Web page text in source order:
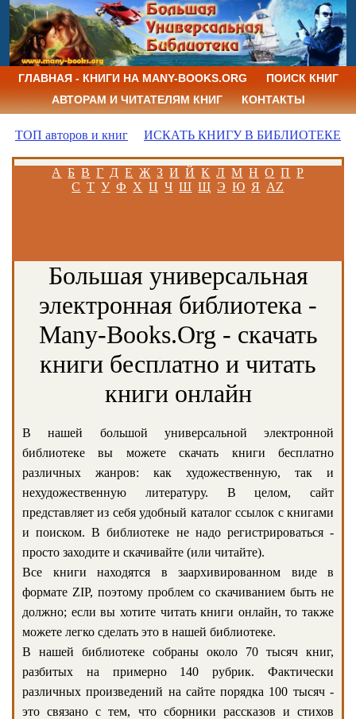
ГЛАВНАЯ - КНИГИ НА MANY-BOOKS.ORG
ПОИСК КНИГ
АВТОРАМ И ЧИТАТЕЛЯМ КНИГ
КОНТАКТЫ
ТОП авторов и книг ИСКАТЬ КНИГУ В БИБЛИОТЕКЕ
А Б В Г Д Е Ж З И Й К Л М Н О П Р
С Т У Ф Х Ц Ч Ш Щ Э Ю Я AZ
Большая универсальная
электронная библиотека -
Many-Books.Org - скачать
книги бесплатно и читать
книги онлайн
В нашей большой универсальной электронной
библиотеке вы можете скачать книги бесплатно
различных жанров: как художественную, так и
нехудожественную литературу. В целом, сайт
представляет из себя удобный каталог ссылок с книгами
и поиском. В библиотеке не надо регистрироваться -
просто заходите и скачивайте (или читайте).
Все книги находятся в заархивированном виде в
формате ZIP, поэтому проблем со скачиванием быть не
должно; если вы хотите читать книги онлайн, то также
можете легко сделать это в нашей библиотеке.
В нашей библиотеке собраны около 70 тысяч книг,
разбитых на примерно 140 рубрик. Фактически
различных произведений на сайте порядка 100 тысяч -
это связано с тем, что сборники рассказов и стихов